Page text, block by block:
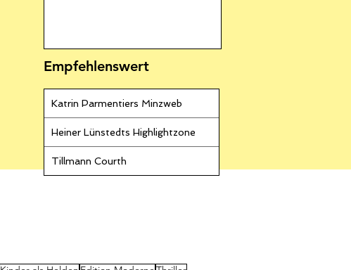
Empfehlenswert
Katrin Parmentiers Minzweb
Heiner Lünstedts Highlightzone
Tillmann Courth